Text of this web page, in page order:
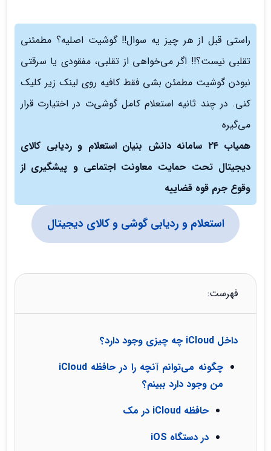
راستی قبل از هر چیز یه سوال!! گوشیت اصلیه؟ مطمئنی
تقلبی نیست؟!! اگر می‌خواهی از تقلبی، مفقودی یا سرقتی
نبودن گوشیت مطمئن بشی فقط کافیه روی لینک زیر کلیک
کنی. در چند ثانیه استعلام کامل گوشی‌ت در اختیارت قرار
می‌گیره
همیاب ۲۴ سامانه دانش بنیان استعلام و ردیابی کالای
دیجیتال تحت حمایت معاونت اجتماعی و پیشگیری از
وقوع جرم قوه قضاییه
استعلام و ردیابی گوشی و کالای دیجیتال
فهرست:
داخل iCloud چه چیزی وجود دارد؟
چگونه می‌توانم آنچه را در حافظه iCloud
من وجود دارد ببینم؟
حافظه iCloud در مک
در دستگاه iOS